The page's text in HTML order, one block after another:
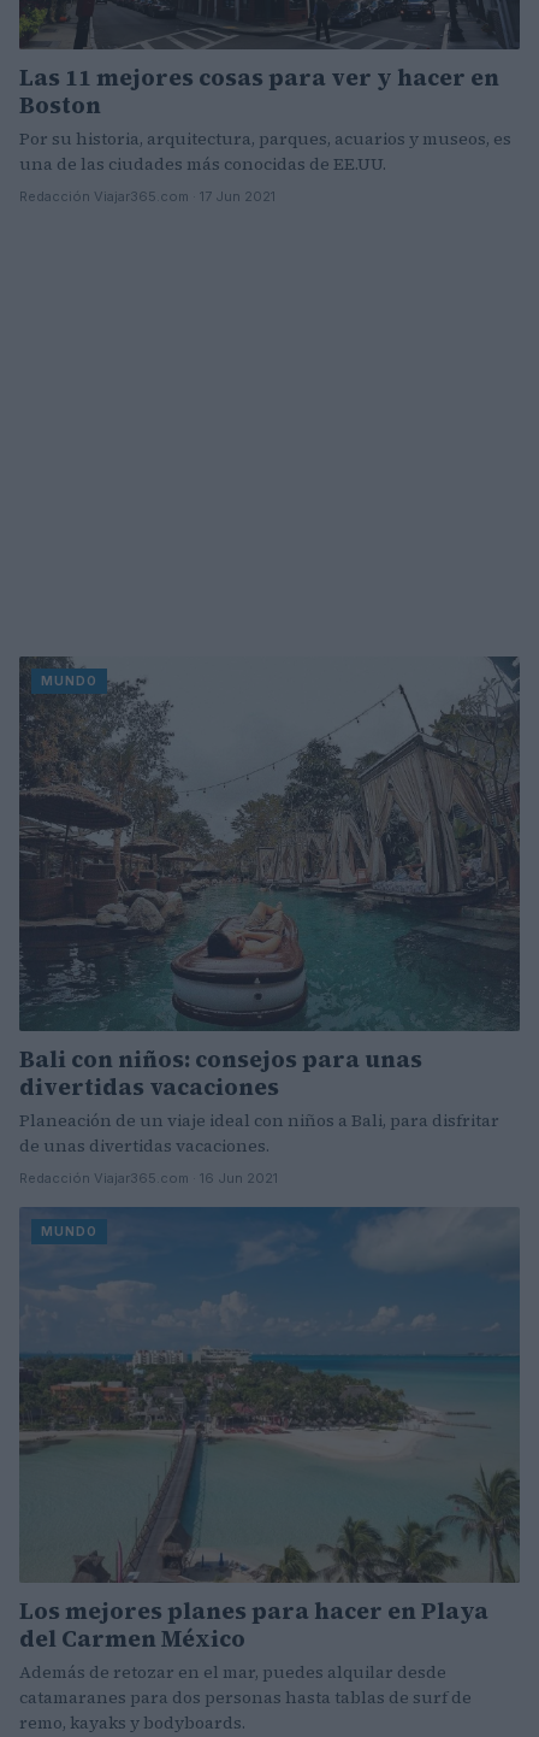
Las 11 mejores cosas para ver y hacer en
Boston
Por su historia, arquitectura, parques, acuarios y museos, es
una de las ciudades más conocidas de EE.UU.
Redacción Viajar365.com · 17 Jun 2021
MUNDO
Bali con niños: consejos para unas
divertidas vacaciones
Planeación de un viaje ideal con niños a Bali, para disfritar
de unas divertidas vacaciones.
Redacción Viajar365.com · 16 Jun 2021
MUNDO
Los mejores planes para hacer en Playa
del Carmen México
Además de retozar en el mar, puedes alquilar desde
catamaranes para dos personas hasta tablas de surf de
remo, kayaks y bodyboards.